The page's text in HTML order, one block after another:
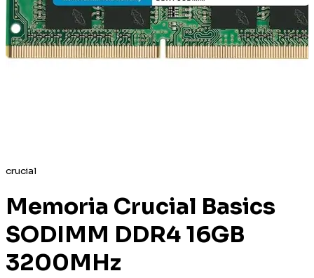
crucial
Memoria Crucial Basics
SODIMM DDR4 16GB
3200MHz